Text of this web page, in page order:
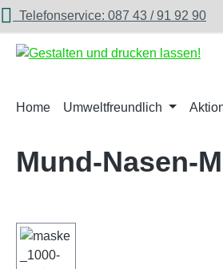
Hauptinhalt springen
Zur Suche springen
Zur Hauptnavigation springen
Telefonservice: 087 43 / 91 92 90
Home Umweltfreundlich
Mund-Nasen-
Bildergalerie überspringen